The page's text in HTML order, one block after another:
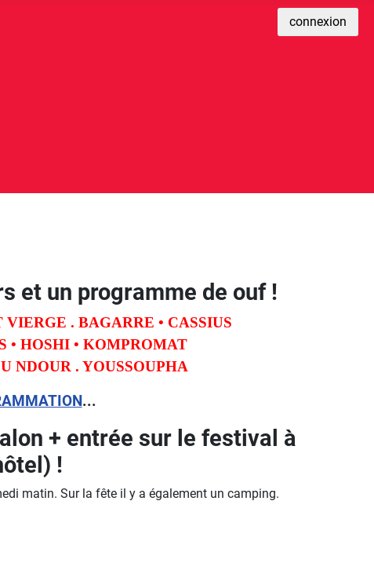
connexion
et un programme de ouf !
. BAGARRE • CASSIUS
• HOSHI • KOMPROMAT
NDOUR . YOUSSOUPHA
...
+ entrée sur le festival à
!
matin. Sur la fête il y a également un camping.